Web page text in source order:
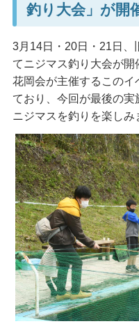
釣り大会」が開
3月14日・20日・21日、
てニジマス釣り大会が開
花岡会が主催するこの
ており、今回が最後の実
ニジマスを釣りを楽しみ